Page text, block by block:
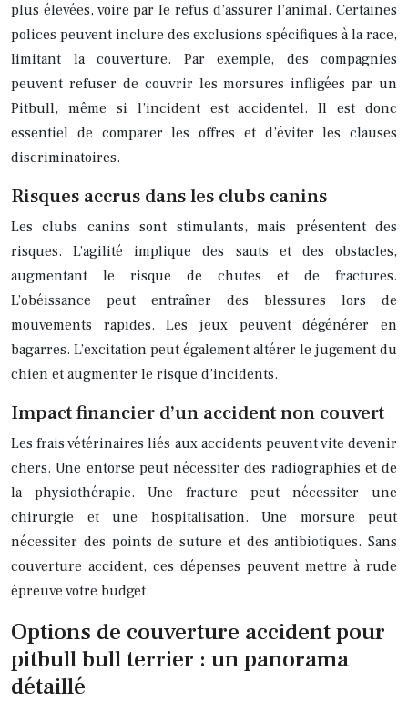
plus élevées, voire par le refus d’assurer l’animal. Certaines
polices peuvent inclure des exclusions spécifiques à la race,
limitant la couverture. Par exemple, des compagnies
peuvent refuser de couvrir les morsures infligées par un
Pitbull, même si l’incident est accidentel. Il est donc
essentiel de comparer les offres et d’éviter les clauses
discriminatoires.
Risques accrus dans les clubs canins
Les clubs canins sont stimulants, mais présentent des
risques. L’agilité implique des sauts et des obstacles,
augmentant le risque de chutes et de fractures.
L’obéissance peut entraîner des blessures lors de
mouvements rapides. Les jeux peuvent dégénérer en
bagarres. L’excitation peut également altérer le jugement du
chien et augmenter le risque d’incidents.
Impact financier d’un accident non couvert
Les frais vétérinaires liés aux accidents peuvent vite devenir
chers. Une entorse peut nécessiter des radiographies et de
la physiothérapie. Une fracture peut nécessiter une
chirurgie et une hospitalisation. Une morsure peut
nécessiter des points de suture et des antibiotiques. Sans
couverture accident, ces dépenses peuvent mettre à rude
épreuve votre budget.
Options de couverture accident pour
pitbull bull terrier : un panorama
détaillé